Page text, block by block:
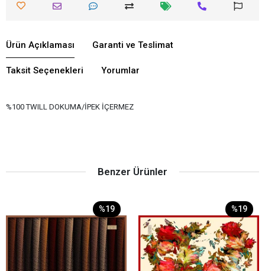
Ürün Açıklaması Garanti ve Teslimat
Taksit Seçenekleri Yorumlar
%100 TWILL DOKUMA/İPEK İÇERMEZ
Benzer Ürünler
%19 %19